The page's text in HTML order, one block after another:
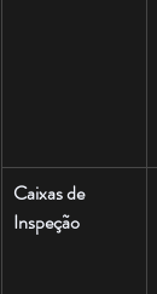
Caixas de
Inspeção